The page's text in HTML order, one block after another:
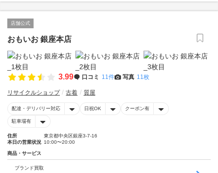
店舗公式
おもいお 銀座本店
3.99 口コミ 11件 写真 11枚
リサイクルショップ 古着 質屋
配達・デリバリー対応 日祝OK クーポン有
駐車場有
住所
東京都中央区銀座3-7-16
本日の営業状況 10:00〜20:00
商品・サービス
ブランド買取